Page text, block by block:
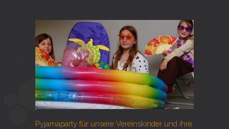
Pyjamaparty für unsere Vereinskinder und ihre